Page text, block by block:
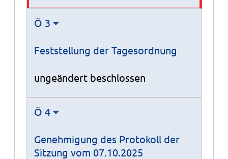
Ö 3
Feststellung der Tagesordnung
ungeändert beschlossen
Ö 4
Genehmigung des Protokoll der
Sitzung vom 07.10.2025